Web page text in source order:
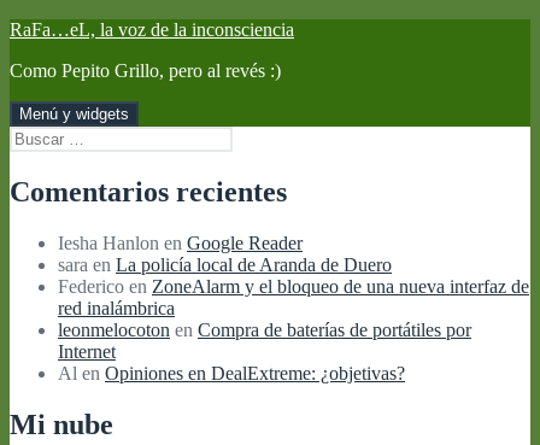
Saltar
contenido
RaFa…eL, la voz de la inconsciencia
Como Pepito Grillo, pero al revés :)
Menú y widgets
Buscar:
Comentarios recientes
Iesha Hanlon en Google Reader
sara en La policía local de Aranda de Duero
Federico en ZoneAlarm y el bloqueo de una nueva interfaz de
red inalámbrica
leonmelocoton en Compra de baterías de portátiles por
Internet
Al en Opiniones en DealExtreme: ¿objetivas?
Mi nube